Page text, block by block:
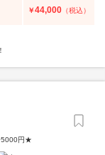
￥44,000 （税込）
5000円★